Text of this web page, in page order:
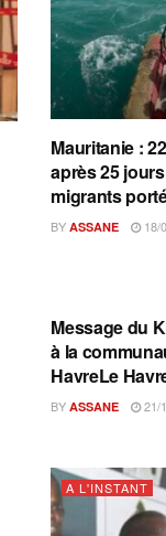
Mauritanie :
après 25
migrants
BY ASSANE 18/
A L'INSTANT
Message du
à la
HavreLe
BY ASSANE 21/
A L'INSTANT